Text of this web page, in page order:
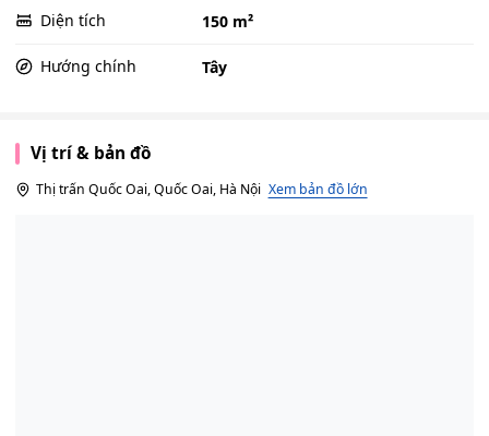
Diện tích 150 m²
Hướng chính Tây
Vị trí & bản đồ
Thị trấn Quốc Oai, Quốc Oai, Hà Nội Xem bản đồ lớn